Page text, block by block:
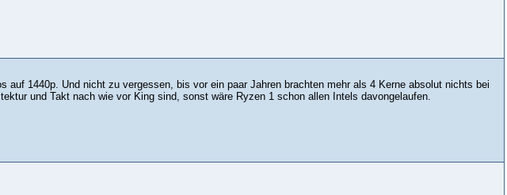
auf 1440p. Und nicht zu vergessen, bis vor ein paar Jahren brachten mehr als 4 Kerne absolut nichts bei
und Takt nach wie vor King sind, sonst wäre Ryzen 1 schon allen Intels davongelaufen.